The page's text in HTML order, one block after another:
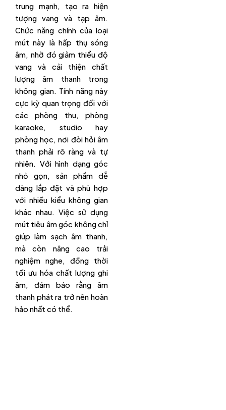
trung mạnh, tạo ra hiện
tượng vang và tạp âm.
Chức năng chính của loại
mút này là hấp thụ sóng
âm, nhờ đó giảm thiểu độ
vang và cải thiện chất
lượng âm thanh trong
không gian. Tính năng này
cực kỳ quan trọng đối với
các phòng thu, phòng
karaoke, studio hay
phòng học, nơi đòi hỏi âm
thanh phải rõ ràng và tự
nhiên. Với hình dạng góc
nhỏ gọn, sản phẩm dễ
dàng lắp đặt và phù hợp
với nhiều kiểu không gian
khác nhau. Việc sử dụng
mút tiêu âm góc không chỉ
giúp làm sạch âm thanh,
mà còn nâng cao trải
nghiệm nghe, đồng thời
tối ưu hóa chất lượng ghi
âm, đảm bảo rằng âm
thanh phát ra trở nên hoàn
hảo nhất có thể.